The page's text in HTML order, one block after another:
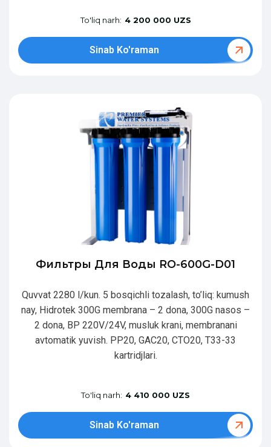
To'liq narh: 4 200 000 UZS
Sinab Ko'raman
Фильтры Для Воды RO-600G-D01
Quvvat 2280 l/kun. 5 bosqichli tozalash, to’liq: kumush
nay, Hidrotek 300G membrana – 2 dona, 300G nasos –
2 dona, BP 220V/24V, musluk krani, membranani
avtomatik yuvish. PP20, GAC20, CTO20, T33-33
kartridjlari.
To'liq narh: 4 410 000 UZS
Sinab Ko'raman